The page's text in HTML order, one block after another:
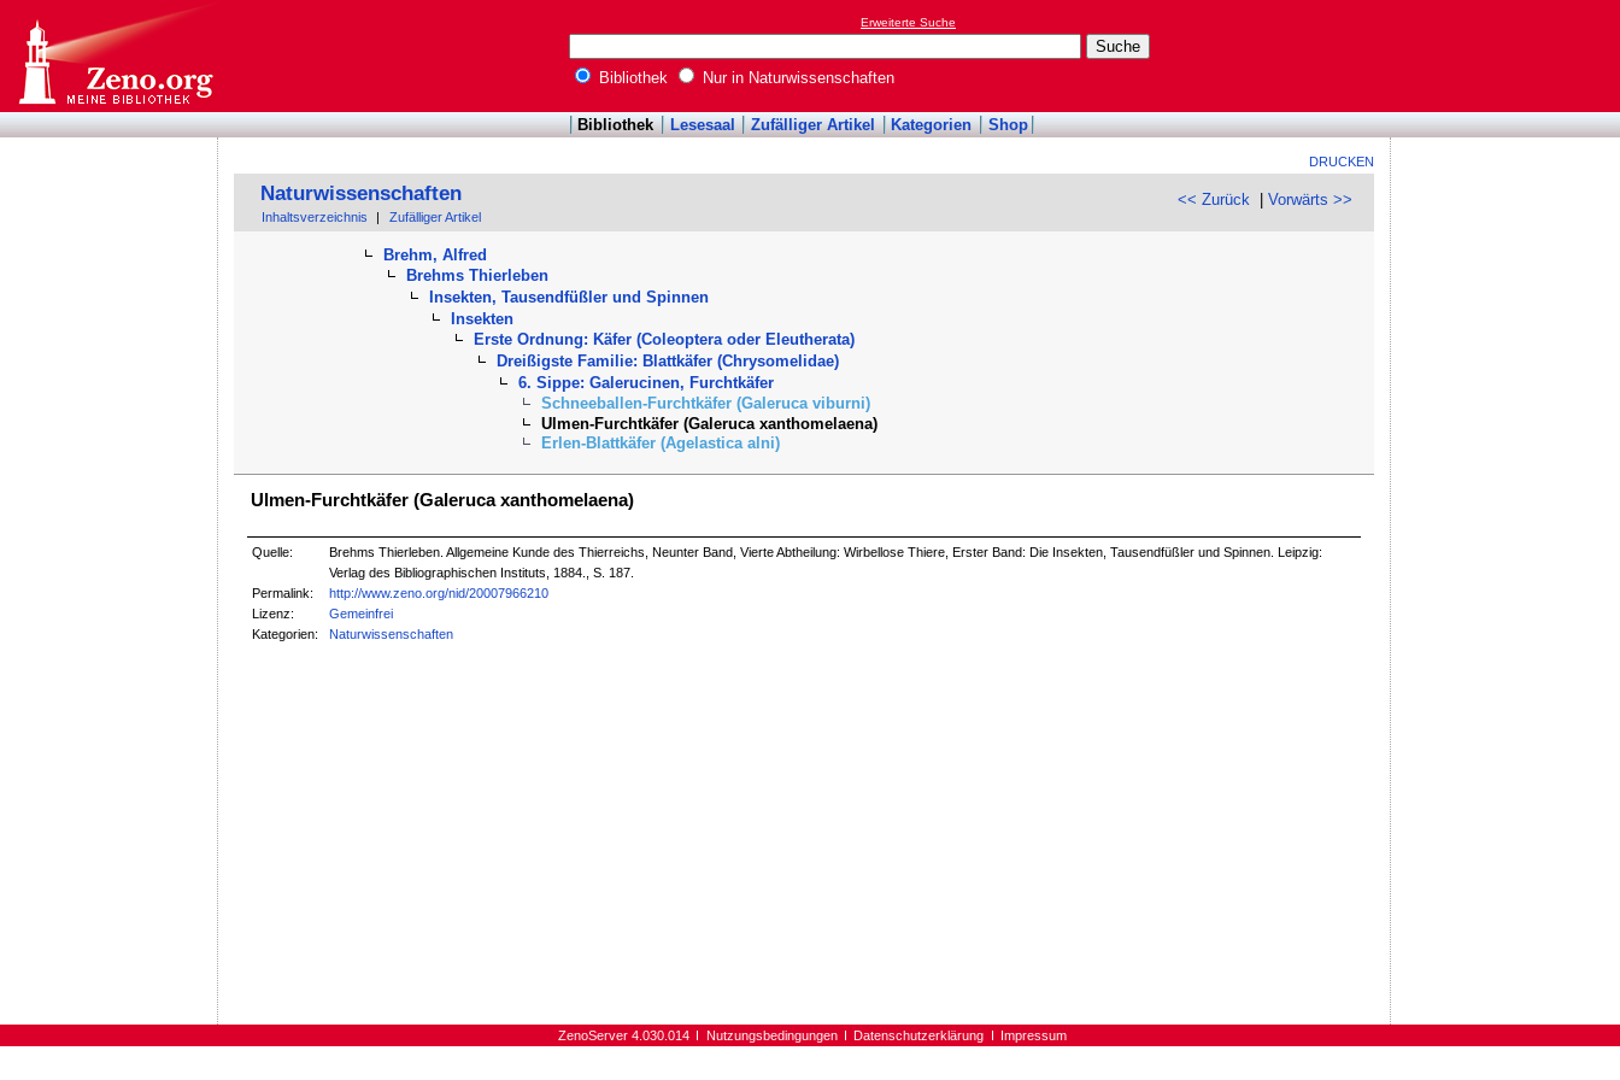
Erweiterte Suche
Bibliothek Nur in Naturwissenschaften
Bibliothek Lesesaal Zufälliger Artikel Kategorien Shop
DRUCKEN
<< Zurück |Vorwärts >>
Naturwissenschaften
Inhaltsverzeichnis Zufälliger Artikel
Brehm, Alfred
Brehms Thierleben
Insekten, Tausendfüßler und Spinnen
Insekten
Erste Ordnung: Käfer (Coleoptera oder Eleutherata)
Dreißigste Familie: Blattkäfer (Chrysomelidae)
6. Sippe: Galerucinen, Furchtkäfer
Schneeballen-Furchtkäfer (Galeruca viburni)
Ulmen-Furchtkäfer (Galeruca xanthomelaena)
Erlen-Blattkäfer (Agelastica alni)
Ulmen-Furchtkäfer (Galeruca xanthomelaena)
Quelle:
Brehms Thierleben. Allgemeine Kunde des Thierreichs, Neunter Band, Vierte Abtheilung: Wirbellose Thiere, Erster Band: Die Insekten, Tausendfüßler und Spinnen. Leipzig:
Verlag des Bibliographischen Instituts, 1884., S. 187.
Permalink:
http://www.zeno.org/nid/20007966210
Lizenz:
Gemeinfrei
Kategorien:
Naturwissenschaften
ZenoServer 4.030.014 Nutzungsbedingungen Datenschutzerklärung Impressum